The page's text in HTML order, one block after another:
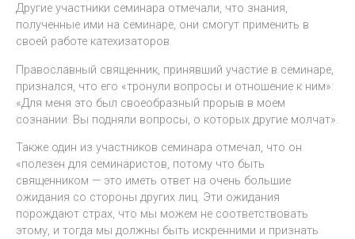
Другие участники семинара отмечали, что знания,
полученные ими на семинаре, они смогут применить в
своей работе катехизаторов.
Православный священник, принявший участие в семинаре,
признался, что его «тронули вопросы и отношение к ним»:
«Для меня это был своеобразный прорыв в моем
сознании. Вы подняли вопросы, о которых другие молчат».
Также один из участников семинара отмечал, что он
«полезен для семинаристов, потому что быть
священником — это иметь ответ на очень большие
ожидания со стороны других лиц. Эти ожидания
порождают страх, что мы можем не соответствовать
этому, и тогда мы должны быть искренними и признать